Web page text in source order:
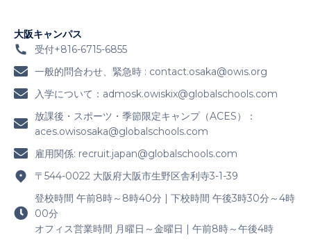
大阪キャンパス
受付+816-6715-6855
一般的問合わせ、緊急時 : contact.osaka@owis.org
入学について： admosk.owiskix@globalschools.com
放課後・スポーツ・季節限定キャンプ（ACES）：
aces.owisosaka@globalschools.com
雇用関係: recruit.japan@globalschools.com
〒544-0022 大阪府大阪市生野区舎利寺3-1-39
登校時間 午前8時～8時40分 | 下校時間 午後3時30分～4時
00分
オフィス営業時間 月曜日～金曜日 | 午前8時～午後4時